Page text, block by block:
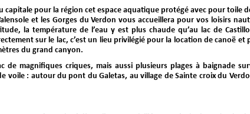
capitale pour la région cet espace aquatique protégé avec pour toile
et les Gorges du Verdon vous accueillera pour vos loisirs
la température de l’eau y est plus chaude qu’au lac de
sur le lac, c’est un lieu privilégié pour la location de canoë et
du grand canyon.
magnifiques criques, mais aussi plusieurs plages à baignade
voile : autour du pont du Galetas, au village de Sainte croix du